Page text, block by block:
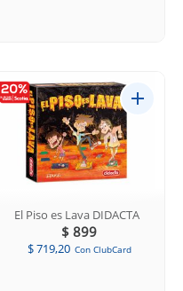
El Piso es Lava DIDACTA
$ 899
$ 719,20 Con ClubCard